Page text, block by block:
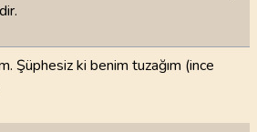
Şüphesiz ki benim tuzağım (ince